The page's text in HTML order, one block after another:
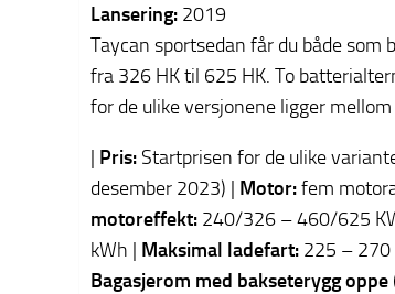
Lansering: 2019
Taycan sportsedan får du både
fra 326 HK til 625 HK. To
for de ulike versjonene ligger
| Pris: Startprisen for de ulike
desember 2023) | Motor:fem
motoreffekt: 240/326 – 460/625
kWh | Maksimal ladefart: 225 – 270
Bagasjerom med bakseterygg oppe